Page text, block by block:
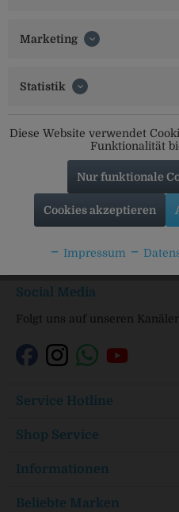
Social Media
Folgt uns auf unseren
Service Hotline
Shop Service
Informationen
Beliebte Marken
Marketing
Statistik
Diese Website verwendet
Funktionalität
Nur funktionale
Cookies akzeptieren
Impressum